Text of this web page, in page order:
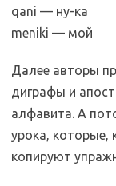
qani — ну-ка
meniki — мой
Далее авторы
диграфы и
алфавита. А
урока, которые,
копируют